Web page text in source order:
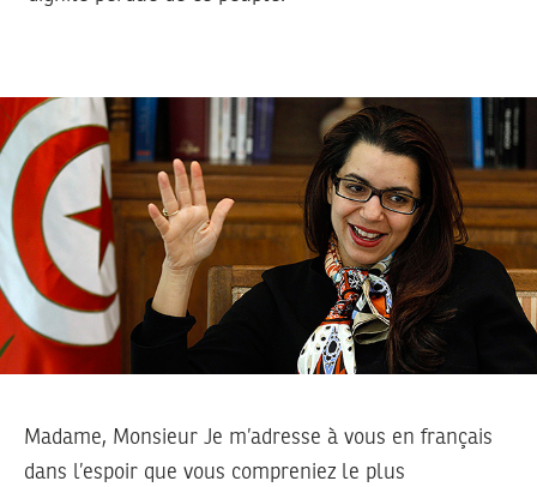
Madame, Monsieur Je m’adresse à vous en français
dans l’espoir que vous compreniez le plus